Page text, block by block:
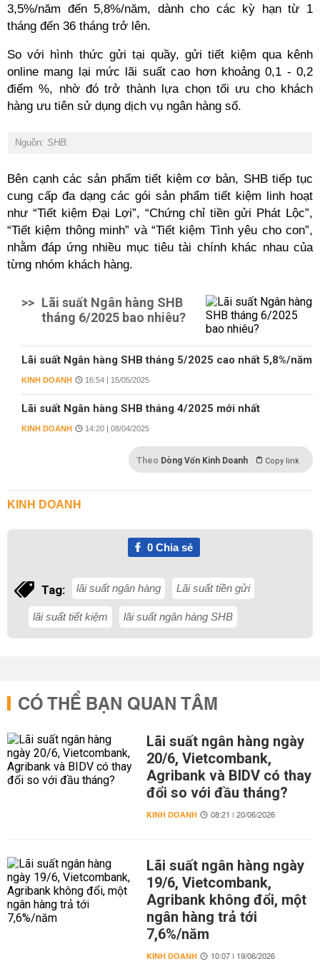
3,5%/năm đến 5,8%/năm, dành cho các kỳ hạn từ 1
tháng đến 36 tháng trở lên.
So với hình thức gửi tại quầy, gửi tiết kiệm qua kênh
online mang lại mức lãi suất cao hơn khoảng 0,1 - 0,2
điểm %, nhờ đó trở thành lựa chọn tối ưu cho khách
hàng ưu tiên sử dụng dịch vụ ngân hàng số.
Nguồn: SHB.
Bên cạnh các sản phẩm tiết kiệm cơ bản, SHB tiếp tục
cung cấp đa dạng các gói sản phẩm tiết kiệm linh hoạt
như “Tiết kiệm Đại Lợi”, “Chứng chỉ tiền gửi Phát Lộc”,
“Tiết kiệm thông minh” và “Tiết kiệm Tình yêu cho con”,
nhằm đáp ứng nhiều mục tiêu tài chính khác nhau của
từng nhóm khách hàng.
>> Lãi suất Ngân hàng SHB
tháng 6/2025 bao nhiêu?
Lãi suất Ngân hàng SHB tháng 5/2025 cao nhất 5,8%/năm
KINH DOANH 16:54 | 15/05/2025
Lãi suất Ngân hàng SHB tháng 4/2025 mới nhất
KINH DOANH 14:20 | 08/04/2025
Theo Dòng Vốn Kinh Doanh Copy link
KINH DOANH
0Chia sẻ
Tag: lãi suất ngân hàng Lãi suất tiền gửi
lãi suất tiết kiệm lãi suất ngân hàng SHB
CÓ THỂ BẠN QUAN TÂM
Lãi suất ngân hàng ngày
20/6, Vietcombank,
Agribank và BIDV có thay
đổi so với đầu tháng?
KINH DOANH 08:21 | 20/06/2026
Lãi suất ngân hàng ngày
19/6, Vietcombank,
Agribank không đổi, một
ngân hàng trả tới
7,6%/năm
KINH DOANH 10:07 | 19/06/2026